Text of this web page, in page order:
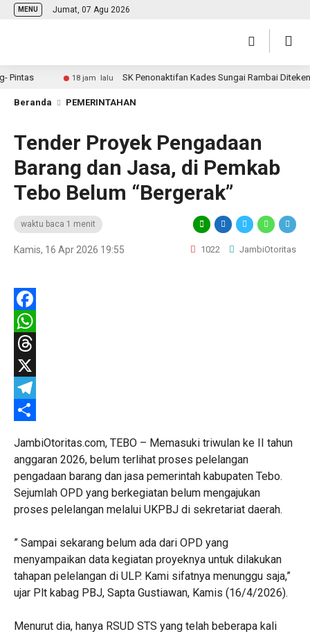
MENU Jumat, 07 Agu 2026
18 jam lalu SK Penonaktifan Kades Sungai Rambai Diteken
Beranda PEMERINTAHAN
Tender Proyek Pengadaan
Barang dan Jasa, di Pemkab
Tebo Belum “Bergerak”
waktu baca 1 menit
Kamis, 16 Apr 2026 19:55 1022 JambiOtoritas
Facebook
WhatsApp
Threads
X
Telegram
JambiOtoritas.com, TEBO – Memasuki triwulan ke II tahun
anggaran 2026, belum terlihat proses pelelangan
pengadaan barang dan jasa pemerintah kabupaten Tebo.
Sejumlah OPD yang berkegiatan belum mengajukan
proses pelelangan melalui UKPBJ di sekretariat daerah.
” Sampai sekarang belum ada dari OPD yang
menyampaikan data kegiatan proyeknya untuk dilakukan
tahapan pelelangan di ULP. Kami sifatnya menunggu saja,”
ujar Plt kabag PBJ, Sapta Gustiawan, Kamis (16/4/2026).
Menurut dia, hanya RSUD STS yang telah beberapa kali